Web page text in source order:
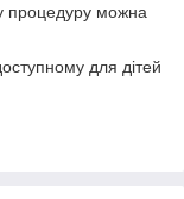
процедуру можна
для дітей